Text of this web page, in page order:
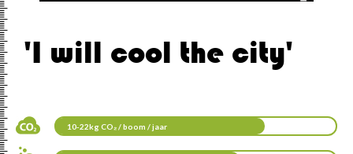
'I will cool the city'
10-22kg CO₂ / boom / jaar